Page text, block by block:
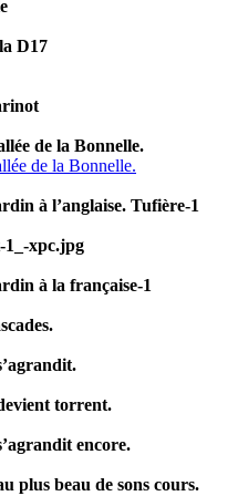
D17
de la Bonnelle.
de la Bonnelle.
à l’anglaise. Tufière-1
1_-xpc.jpg
à la française-1
torrent.
encore.
plus beau de sons cours.